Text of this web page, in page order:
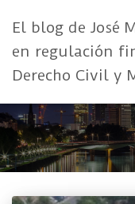
El blog de José
en regulación
Derecho Civil y